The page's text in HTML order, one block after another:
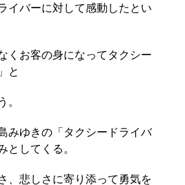
イバーに対して感動したとい
くお客の身になってタクシー
と
。
みゆきの「タクシードライバ
としてくる。
、悲しさに寄り添って勇気を